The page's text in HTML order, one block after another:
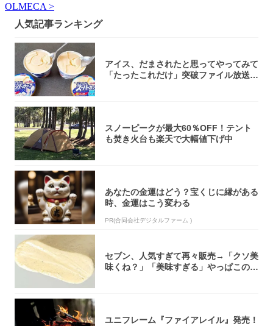
OLMECA >
人気記事ランキング
アイス、だまされたと思ってやってみて
「たったこれだけ」突破ファイル放送で
スノーピークが最大60％OFF！テント
も焚き火台も楽天で大幅値下げ中
あなたの金運はどう？宝くじに縁がある
時、金運はこう変わる
PR(合同会社デジタルファーム )
セブン、人気すぎて再々販売→「クソ美
味くね？」「美味すぎる」やっぱこのク
ユニフレーム『ファイアレイル』発売！